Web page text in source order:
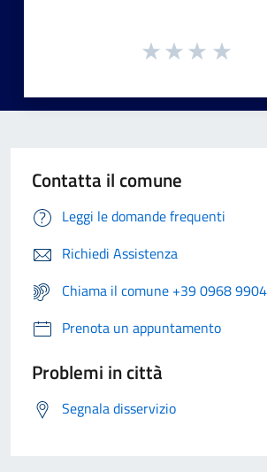
Contatta il comune
Leggi le domande frequenti
Richiedi Assistenza
Chiama il comune +39 0968
Prenota un appuntamento
Problemi in città
Segnala disservizio